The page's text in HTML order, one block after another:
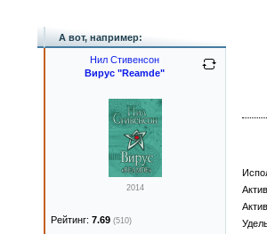
А вот, например:
Нил Стивенсон
Вирус "Reamde"
2014
Рейтинг: 7.69 (510)